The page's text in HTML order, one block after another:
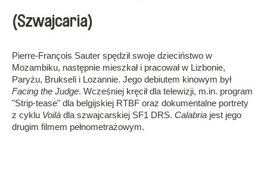
(Szwajcaria)
Pierre-François Sauter spędził swoje dzieciństwo w
Mozambiku, następnie mieszkał i pracował w Lizbonie,
Paryżu, Brukseli i Lozannie. Jego debiutem kinowym był
Facing the Judge. Wcześniej kręcił dla telewizji, m.in. program
"Strip-tease" dla belgijskiej RTBF oraz dokumentalne portrety
z cyklu Voilà dla szwajcarskiej SF1 DRS. Calabria jest jego
drugim filmem pełnometrażowym.